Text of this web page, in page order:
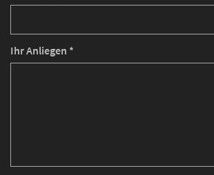
Ihr Anliegen *